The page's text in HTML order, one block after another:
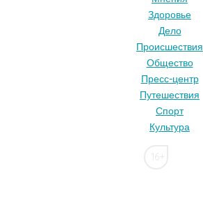
Здоровье
Дело
Происшествия
Общество
Пресс-центр
Путешествия
Спорт
Культура